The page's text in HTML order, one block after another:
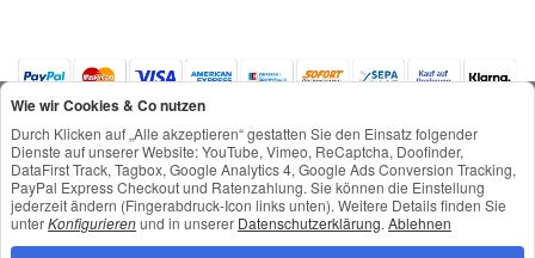
*Alle Preise inkl. gesetzlicher USt., zzgl.Versand
© © Toneroffice.de
Wie wir Cookies & Co nutzen
Durch Klicken auf „Alle akzeptieren“ gestatten Sie den Einsatz folgender
Dienste auf unserer Website: YouTube, Vimeo, ReCaptcha, Doofinder,
DataFirst Track, Tagbox, Google Analytics 4, Google Ads Conversion Tracking,
PayPal Express Checkout und Ratenzahlung. Sie können die Einstellung
jederzeit ändern (Fingerabdruck-Icon links unten). Weitere Details finden Sie
unterKonfigurierenund in unserer Datenschutzerklärung. Ablehnen